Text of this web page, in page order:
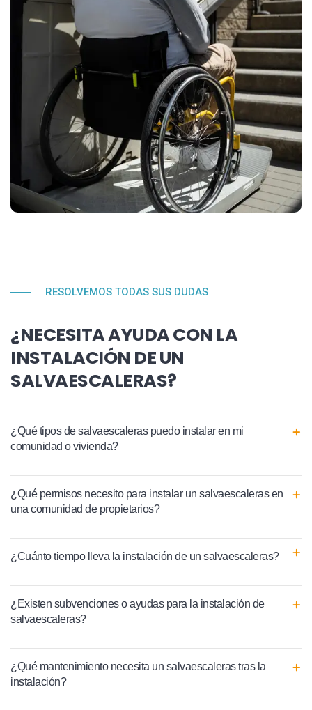
RESOLVEMOS TODAS SUS DUDAS
¿NECESITA AYUDA CON LA
INSTALACIÓN DE UN
SALVAESCALERAS?
¿Qué tipos de salvaescaleras puedo instalar en mi
comunidad o vivienda?
¿Qué permisos necesito para instalar un salvaescaleras en
una comunidad de propietarios?
¿Cuánto tiempo lleva la instalación de un salvaescaleras?
¿Existen subvenciones o ayudas para la instalación de
salvaescaleras?
¿Qué mantenimiento necesita un salvaescaleras tras la
instalación?